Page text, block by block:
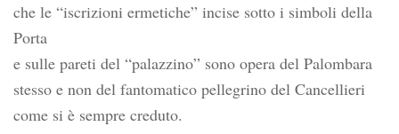
che le “iscrizioni ermetiche” incise sotto i simboli della
Porta
e sulle pareti del “palazzino” sono opera del Palombara
stesso e non del fantomatico pellegrino del Cancellieri
come si è sempre creduto.